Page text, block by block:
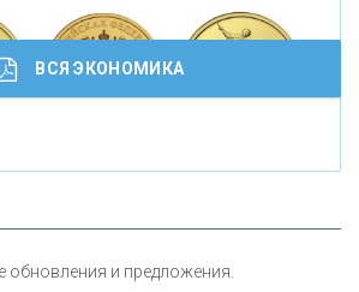
капитала
ВСЯ ЭКОНОМИКА
обновления и предложения.